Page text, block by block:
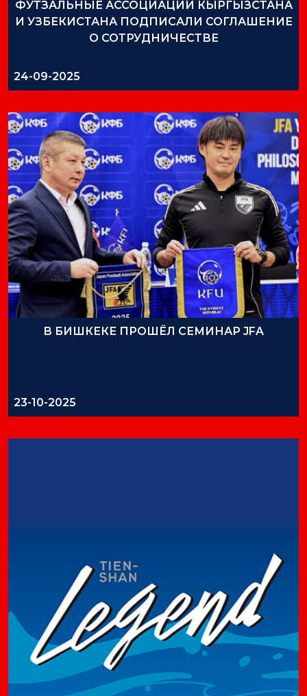
ФУТЗАЛЬНЫЕ АССОЦИАЦИИ КЫРГЫЗСТАНА
И УЗБЕКИСТАНА ПОДПИСАЛИ СОГЛАШЕНИЕ
О СОТРУДНИЧЕСТВЕ
24-09-2025
В БИШКЕКЕ ПРОШЁЛ СЕМИНАР JFA
23-10-2025